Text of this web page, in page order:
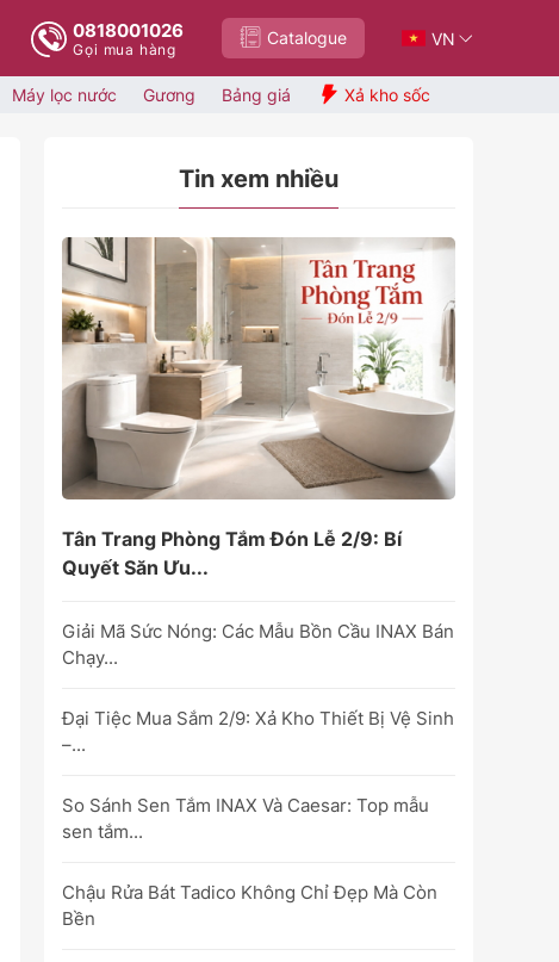
0818001026
Gọi mua hàng
Catalogue VN
Máy lọc nước Gương Bảng giá Xả kho sốc
Tin xem nhiều
Tân Trang Phòng Tắm Đón Lễ 2/9: Bí
Quyết Săn Ưu...
Giải Mã Sức Nóng: Các Mẫu Bồn Cầu INAX Bán
Chạy...
Đại Tiệc Mua Sắm 2/9: Xả Kho Thiết Bị Vệ Sinh
–...
So Sánh Sen Tắm INAX Và Caesar: Top mẫu
sen tắm...
Chậu Rửa Bát Tadico Không Chỉ Đẹp Mà Còn
Bền